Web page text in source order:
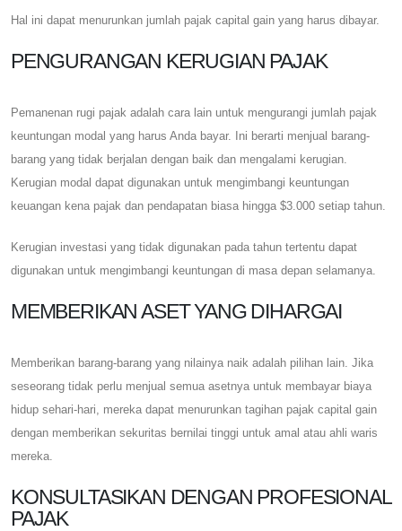
Hal ini dapat menurunkan jumlah pajak capital gain yang harus dibayar.
PENGURANGAN KERUGIAN PAJAK
Pemanenan rugi pajak adalah cara lain untuk mengurangi jumlah pajak
keuntungan modal yang harus Anda bayar. Ini berarti menjual barang-
barang yang tidak berjalan dengan baik dan mengalami kerugian.
Kerugian modal dapat digunakan untuk mengimbangi keuntungan
keuangan kena pajak dan pendapatan biasa hingga $3.000 setiap tahun.
Kerugian investasi yang tidak digunakan pada tahun tertentu dapat
digunakan untuk mengimbangi keuntungan di masa depan selamanya.
MEMBERIKAN ASET YANG DIHARGAI
Memberikan barang-barang yang nilainya naik adalah pilihan lain. Jika
seseorang tidak perlu menjual semua asetnya untuk membayar biaya
hidup sehari-hari, mereka dapat menurunkan tagihan pajak capital gain
dengan memberikan sekuritas bernilai tinggi untuk amal atau ahli waris
mereka.
KONSULTASIKAN DENGAN PROFESIONAL
PAJAK